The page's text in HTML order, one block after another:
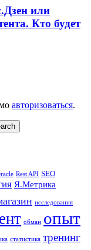
или
Кто будет
авторизоваться.
Rest API SEO
Я.Метрика
исследования
обман опыт
статистика тренинг